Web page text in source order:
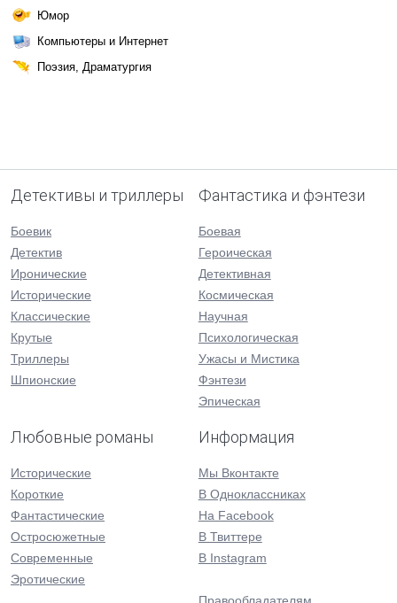
Юмор
Компьютеры и Интернет
Поэзия, Драматургия
Детективы и триллеры
Боевик
Детектив
Иронические
Исторические
Классические
Крутые
Триллеры
Шпионские
Фантастика и фэнтези
Боевая
Героическая
Детективная
Космическая
Научная
Психологическая
Ужасы и Мистика
Фэнтези
Эпическая
Любовные романы
Исторические
Короткие
Фантастические
Остросюжетные
Современные
Эротические
Информация
Мы Вконтакте
В Одноклассниках
На Facebook
В Твиттере
В Instagram